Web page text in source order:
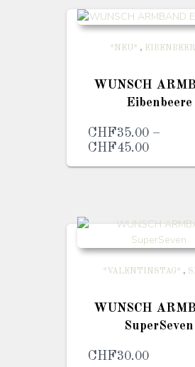
*NEU* ,
WUNSCH
Eibenbeere
CHF35.00 –
CHF45.00
*VALENTINSTAG* ,
WUNSCH
SuperSeven
CHF30.00